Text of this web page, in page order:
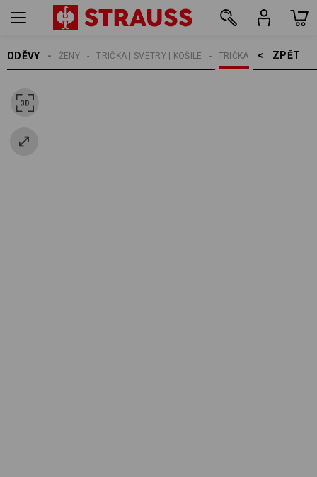
ODĚVY ZPĚT    >
TRIČKA
TRIČKA | SVETRY | KOŠILE
ŽENY